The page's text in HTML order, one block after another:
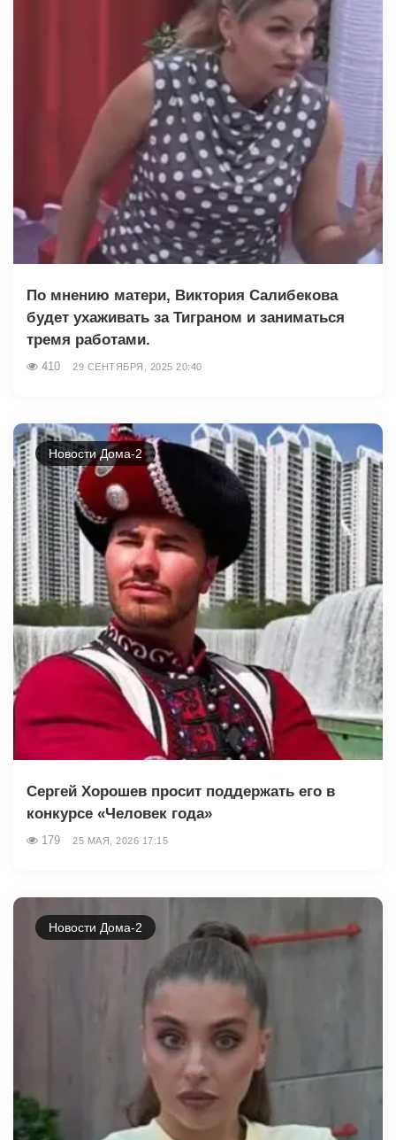
По мнению матери, Виктория Салибекова
будет ухаживать за Тиграном и заниматься
тремя работами.
410 29 СЕНТЯБРЯ, 2025 20:40
Новости Дома-2
Сергей Хорошев просит поддержать его в
конкурсе «Человек года»
179 25 МАЯ, 2026 17:15
Новости Дома-2